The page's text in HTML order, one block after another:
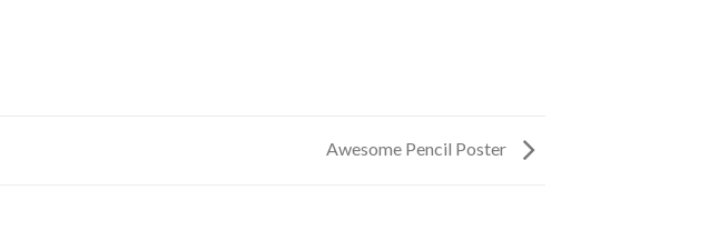
Awesome Pencil Poster